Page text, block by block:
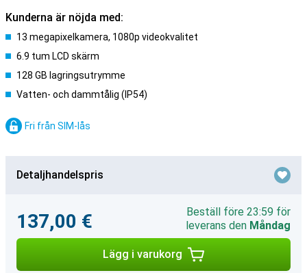
Kunderna är nöjda med:
13 megapixelkamera, 1080p videokvalitet
6.9 tum LCD skärm
128 GB lagringsutrymme
Vatten- och dammtålig (IP54)
Fri från SIM-lås
Detaljhandelspris
137,00 €
Beställ före 23:59 för
leverans den Måndag
Lägg i varukorg